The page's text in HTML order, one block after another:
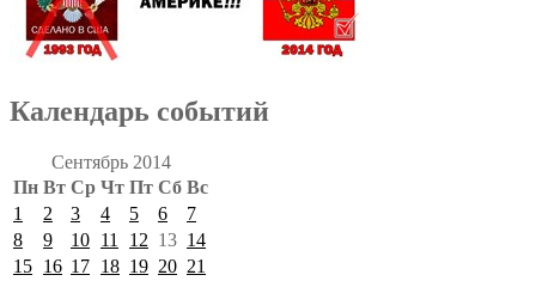
Календарь событий
Сентябрь 2014
Пн Вт Ср Чт Пт Сб Вс
1 2 3 4 5 6
7
8
9 10 11 12 13 14
15 16 17 18 19 20 21